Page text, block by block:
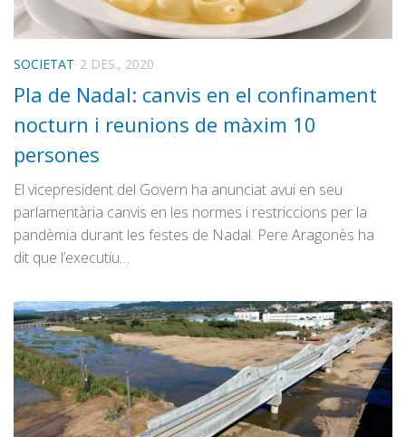
SOCIETAT 2 DES., 2020
Pla de Nadal: canvis en el confinament
nocturn i reunions de màxim 10
persones
El vicepresident del Govern ha anunciat avui en seu
parlamentària canvis en les normes i restriccions per la
pandèmia durant les festes de Nadal. Pere Aragonès ha
dit que l’executiu…